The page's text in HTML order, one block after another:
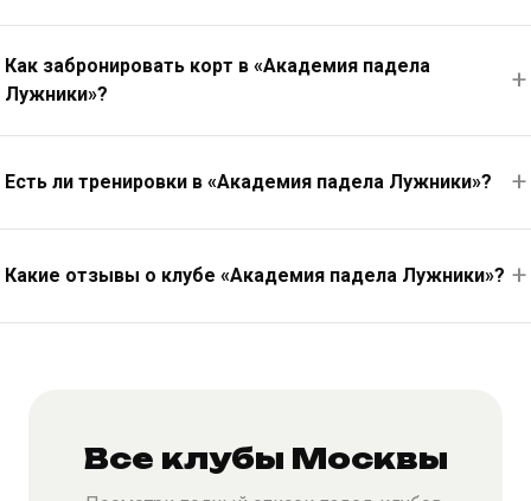
Как забронировать корт в «Академия падела
Лужники»?
Есть ли тренировки в «Академия падела Лужники»?
Какие отзывы о клубе «Академия падела Лужники»?
Все клубы Москвы